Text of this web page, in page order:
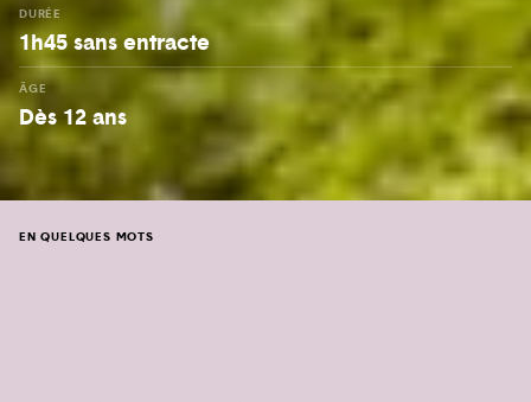
DURÉE
1h45 sans entracte
ÂGE
Dès 12 ans
EN QUELQUES MOTS